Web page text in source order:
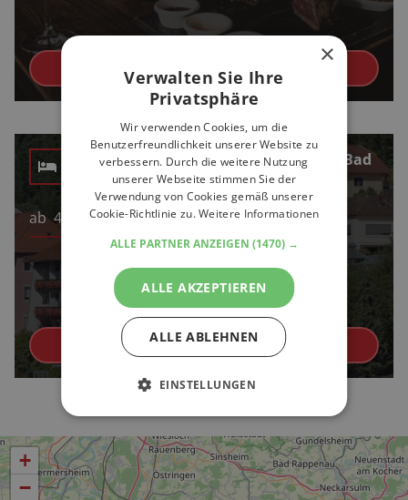
Check it now
Aparthotel Schwarzwald Panorama Bad
Wildbad
ab 40
Check it now
+
−
×
Verwalten Sie Ihre
Privatsphäre
Wir verwenden Cookies, um die
Benutzerfreundlichkeit unserer Website zu
verbessern. Durch die weitere Nutzung
unserer Webseite stimmen Sie der
Verwendung von Cookies gemäß unserer
Cookie-Richtlinie zu.Weitere Informationen
ALLE PARTNER ANZEIGEN (1470) →
ALLE AKZEPTIEREN
ALLE ABLEHNEN
EINSTELLUNGEN